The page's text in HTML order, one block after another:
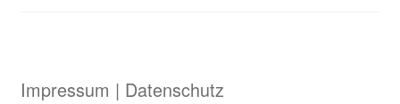
Impressum | Datenschutz